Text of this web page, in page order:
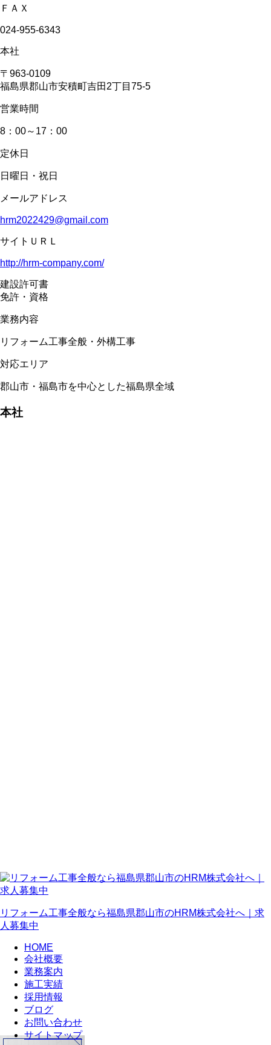
ＦＡＸ
024-955-6343
本社
〒963-0109
福島県郡山市安積町吉田2丁目75-5
営業時間
8：00～17：00
定休日
日曜日・祝日
メールアドレス
hrm2022429@gmail.com
サイトＵＲＬ
http://hrm-company.com/
建設許可書
免許・資格
業務内容
リフォーム工事全般・外構工事
対応エリア
郡山市・福島市を中心とした福島県全域
本社
リフォーム工事全般なら福島県郡山市のHRM株式会社へ｜求
人募集中
HOME
会社概要
業務案内
施工実績
採用情報
ブログ
お問い合わせ
サイトマップ